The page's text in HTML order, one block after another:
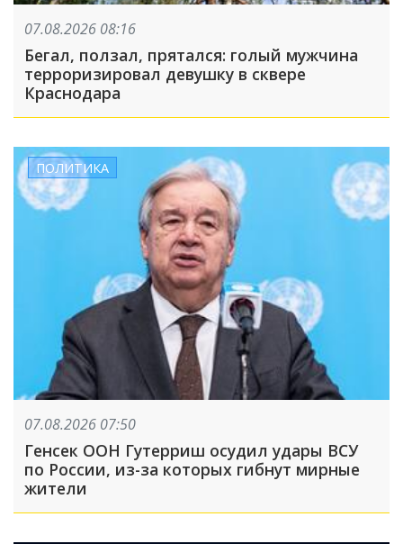
07.08.2026 08:16
Бегал, ползал, прятался: голый мужчина
терроризировал девушку в сквере
Краснодара
ПОЛИТИКА
07.08.2026 07:50
Генсек ООН Гутерриш осудил удары ВСУ
по России, из-за которых гибнут мирные
жители